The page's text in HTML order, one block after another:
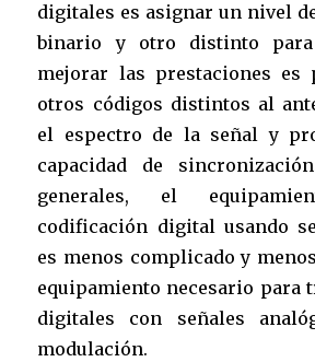
digitales es asignar un nivel
binario y otro distinto
mejorar las prestaciones es
otros códigos distintos al
el espectro de la señal y
capacidad de
generales, el
codificación digital usando
es menos complicado y
equipamiento necesario para
digitales con señales
modulación.